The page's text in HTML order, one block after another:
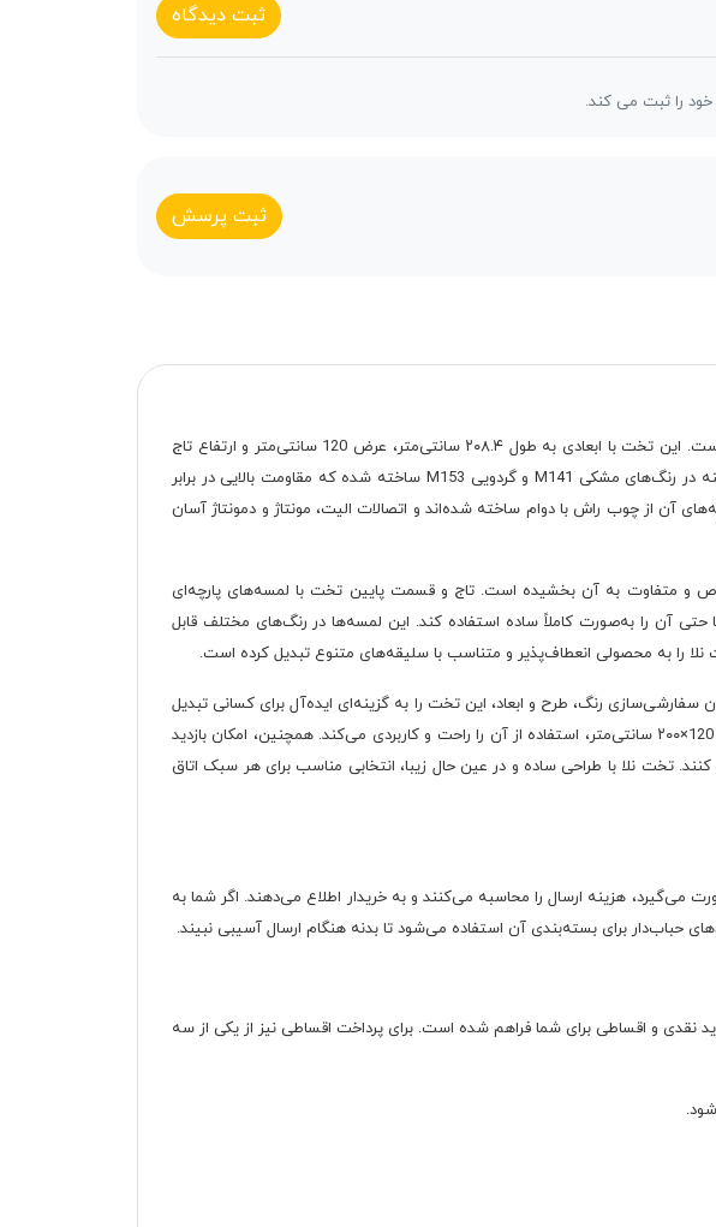
ثبت دیدگاه
خود را ثبت می کند.
ثبت پرسش
تخت خواب یک و نیم نفره نلا عرض 120 با طراحی مدرن و کاربردی، گزینه‌ای ایده‌آل برای اتاق‌خواب‌های امروزی است. این تخت با ابعادی به طول ۲۰۸.۴ سانتی‌متر، عرض 120 سانتی‌متر و ارتفاع تاج
بالایی ۱۰۹.۸ سانتی‌متر، برای فضاهای با متراژ متوسط طراحی شده است. جنس بدنه از نئوپان پویا با روکش ملامینه در رنگ‌های مشکی M141 و گردویی M153 ساخته شده که مقاومت بالایی در برابر
با دکوراسیون مدرن ایجاد می‌کند. کفی تخت از نئوپان ۱۶ میلی‌متری و پایه‌های آن از چوب راش با دوام ساخته شده‌اند و اتصالات الیت، مونتاژ و دمونتاژ آسان
و متفاوت به آن بخشیده است. تاج و قسمت پایین تخت با لمسه‌های پارچه‌ای
حتی آن را به‌صورت کاملاً ساده استفاده کند. این لمسه‌ها در رنگ‌های مختلف قابل
را به محصولی انعطاف‌پذیر و متناسب با سلیقه‌های متنوع تبدیل کرده است.
رنگ، طرح و ابعاد، این تخت را به گزینه‌ای ایده‌آل برای کسانی تبدیل
می‌کند که به دنبال محصولی شخصی‌سازی‌شده هستند. ارتفاع وادار از کف ۴۵ سانتی‌متر و سایز تشک استاندارد 120×۲۰۰ سانتی‌متر، استفاده از آن را راحت و کاربردی می‌کند. همچنین، امکان بازدید
تخت نلا با طراحی ساده و در عین حال زیبا، انتخابی مناسب برای هر سبک اتاق
هزینه ارسال را محاسبه می‌کنند و به خریدار اطلاع می‌دهند. اگر شما به
حباب‌دار برای بسته‌بندی آن استفاده می‌شود تا بدنه هنگام ارسال آسیبی نبیند.
نقدی و اقساطی برای شما فراهم شده است. برای پرداخت اقساطی نیز از یکی از سه